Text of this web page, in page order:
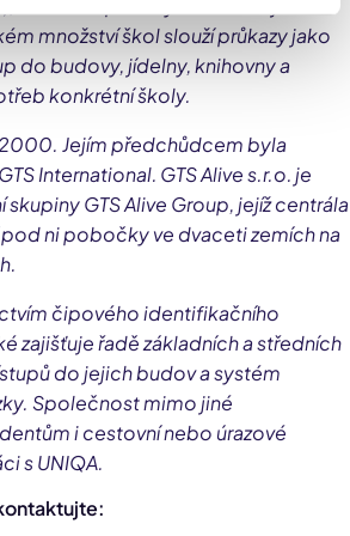
učitelské průkazy ITIC a okrajově i
množství škol slouží průkazy jako
do budovy, jídelny, knihovny a
konkrétní školy.
2000. Jejím předchůdcem byla
International. GTS Alive s.r.o. je
GTS Alive Group, jejíž centrála
pod ni pobočky ve dvaceti zemích na
čipového identifikačního
zajišťuje řadě základních a středních
do jejich budov a systém
Společnost mimo jiné
i cestovní nebo úrazové
s UNIQA.